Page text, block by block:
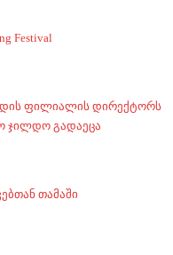
Festival
ფილიალის დირექტორს
ჯილდო გადაეცა
თამაში